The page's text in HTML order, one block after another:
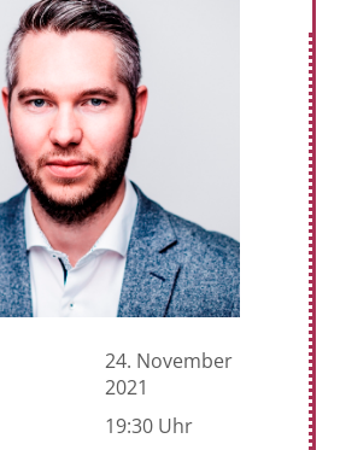
24. November
2021
19:30 Uhr